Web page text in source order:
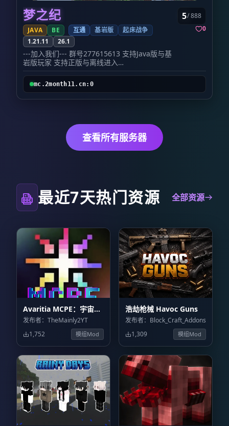
梦之纪
JAVA BE 互通 基岩版
起床战争
1.21.11
26.1
---加入我们--- 群号277615613 支持Java版与基
岩版玩家 支持正版与离线进入
---空岛服务器--- 1.21.11高版本RPG空岛玩法 多
人合作丨每个岛屿都是独立的世界 独创副本，收
集养成、免费宠物、免费时装、 技能、锻造、节
日活动、交易所等功能 有小游戏玩法 包含起床战
持投影打印机，生存创世神等辅助功能 所有武器
防具可通过副本获得 每日在线能领取飞行、金
币、点券等 服务器自带自动攻击功能
---原版生存服务器--- 26.1.2原版生存服务器 为保
5/ 888
0
mc.2month11.cn:0
查看所有服务器
最近7天热门资源 全部资源
Avaritia MCPE：宇宙飞
升 Avaritia MCPE:
Cosmic Ascension
发布者：TheMainly2YT
1,752
模组Mod
浩劫枪械 Havoc Guns
发布者：Block_Craft_Addons
1,309
模组Mod